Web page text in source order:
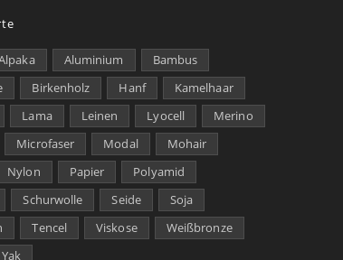
Aluminium
Bambus
Birkenholz Hanf
Kamelhaar
Lama Leinen Lyocell
Merino
Microfaser Modal
Mohair
Nylon Papier
Polyamid
Schurwolle Seide
Soja
Tencel Viskose
Weißbronze
Yak